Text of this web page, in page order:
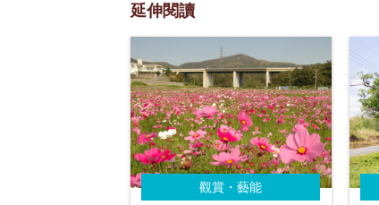
延伸閱讀
觀賞・藝能